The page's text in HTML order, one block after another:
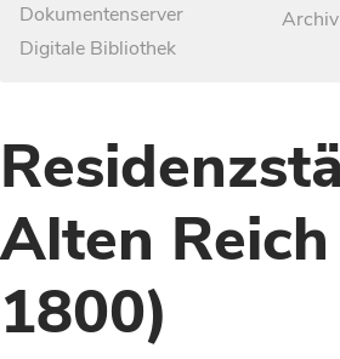
Dokumentenserver
Digitale Bibliothek
Archiv
Alten
1800)